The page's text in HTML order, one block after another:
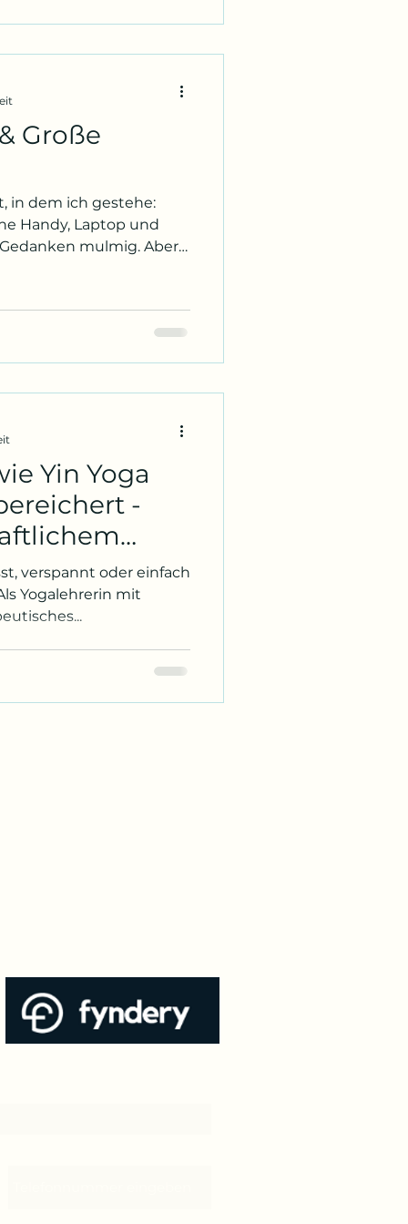
Große
in dem ich gestehe:
Handy, Laptop und
Yin Yoga
-
verspannt oder einfach
Yogalehrerin mit